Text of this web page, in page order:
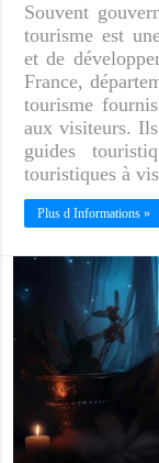
Souvent
tourisme est
et de
France,
tourisme
aux visiteurs.
guides
touristiques à
Plus d Informations »